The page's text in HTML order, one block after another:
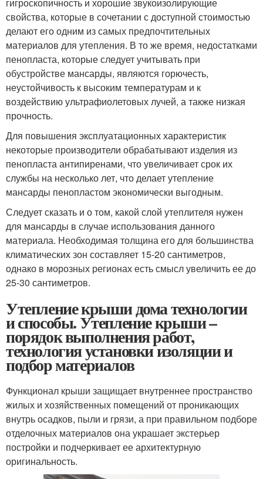
гигроскопичность и хорошие звукоизолирующие
свойства, которые в сочетании с доступной стоимостью
делают его одним из самых предпочтительных
материалов для утепления. В то же время, недостатками
пенопласта, которые следует учитывать при
обустройстве мансарды, являются горючесть,
неустойчивость к высоким температурам и к
воздействию ультрафиолетовых лучей, а также низкая
прочность.
Для повышения эксплуатационных характеристик
некоторые производители обрабатывают изделия из
пенопласта антипиренами, что увеличивает срок их
службы на несколько лет, что делает утепление
мансарды пенопластом экономически выгодным.
Следует сказать и о том, какой слой утеплителя нужен
для мансарды в случае использования данного
материала. Необходимая толщина его для большинства
климатических зон составляет 15-20 сантиметров,
однако в морозных регионах есть смысл увеличить ее до
25-30 сантиметров.
Утепление крыши дома технологии
и способы. Утепление крыши –
порядок выполнения работ,
технология установки изоляции и
подбор материалов
Функционал крыши защищает внутреннее пространство
жилых и хозяйственных помещений от проникающих
внутрь осадков, пыли и грязи, а при правильном подборе
отделочных материалов она украшает экстерьер
постройки и подчеркивает ее архитектурную
оригинальность.